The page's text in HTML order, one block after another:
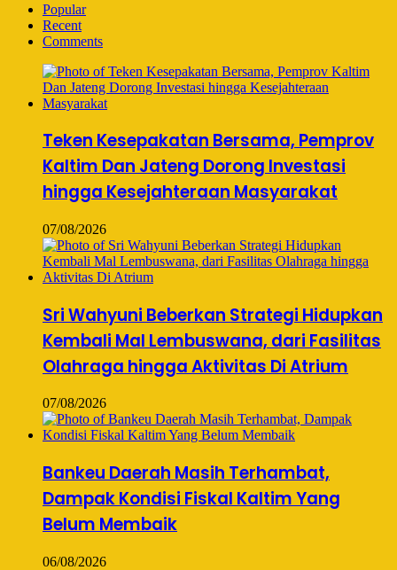
Popular
Recent
Comments
Teken Kesepakatan Bersama, Pemprov
Kaltim Dan Jateng Dorong Investasi
hingga Kesejahteraan Masyarakat
07/08/2026
Sri Wahyuni Beberkan Strategi Hidupkan
Kembali Mal Lembuswana, dari Fasilitas
Olahraga hingga Aktivitas Di Atrium
07/08/2026
Bankeu Daerah Masih Terhambat,
Dampak Kondisi Fiskal Kaltim Yang
Belum Membaik
06/08/2026